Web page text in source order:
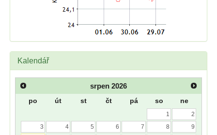
Kalendář
srpen 2026
po út st čt pá so ne
1
2
3
4 5 6 7 8
9